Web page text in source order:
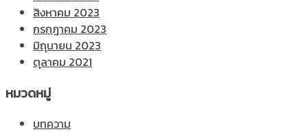
สิงหาคม 2023
กรกฎาคม 2023
มิถุนายน 2023
ตุลาคม 2021
หมวดหมู่
บทความ